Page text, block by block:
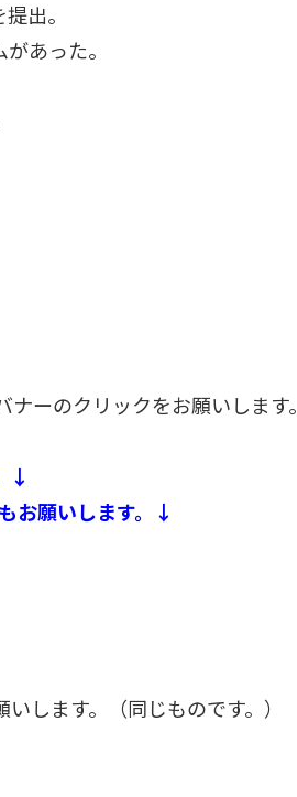
出。
あった。
ーのクリックをお願いします。
↓
お願いします。↓
します。（同じものです。）